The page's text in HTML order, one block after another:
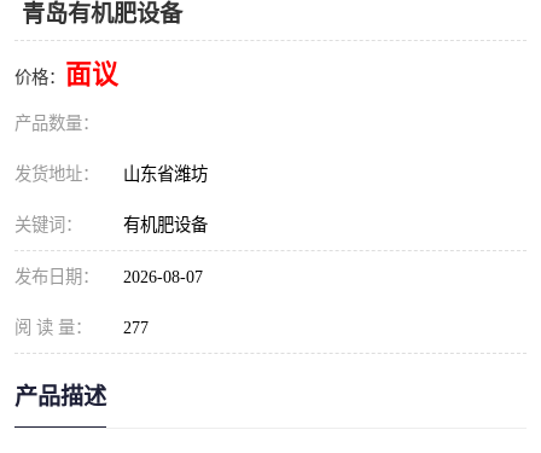
青岛有机肥设备
价格： 面议
产品数量：
发货地址： 山东省潍坊
关键词： 有机肥设备
发布日期： 2026-08-07
阅 读 量： 277
产品描述